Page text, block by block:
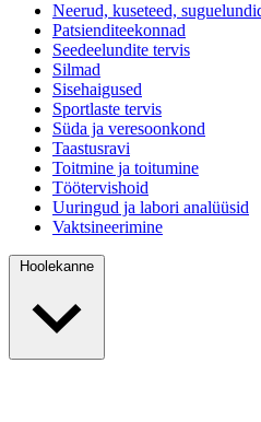
Neerud, kuseteed,
Patsienditeekonnad
Seedeelundite tervis
Silmad
Sisehaigused
Sportlaste tervis
Süda ja veresoonkond
Taastusravi
Toitmine ja toitumine
Töötervishoid
Uuringud ja labori analüüsid
Vaktsineerimine
Hoolekanne